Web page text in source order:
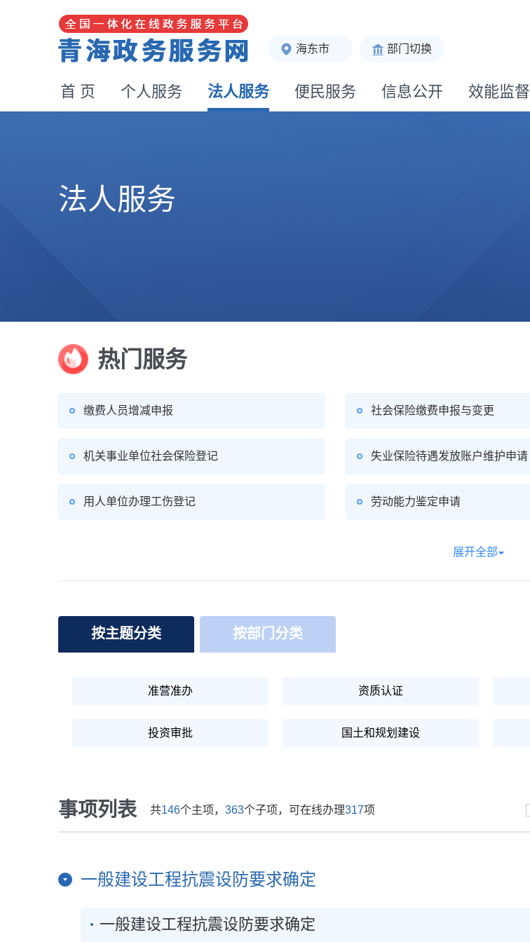
海东市 部门切换
首 页 个人服务 法人服务 便民服务 信息公开 效能监督
法人服务
热门服务
缴费人员增减申报 社会保险缴费申报与变更
机关事业单位社会保险登记 失业保险待遇发放账户维护申请
用人单位办理工伤登记 劳动能力鉴定申请
展开全部
按主题分类 按部门分类
准营准办 资质认证
投资审批 国土和规划建设
年检年审 档案文物
事项列表 共146个主项， 363个子项，可在线办理317项
一般建设工程抗震设防要求确定
一般建设工程抗震设防要求确定